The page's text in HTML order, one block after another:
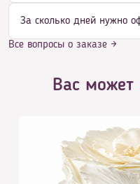
За сколько дней нужно
Все вопросы о заказе →
Вас может